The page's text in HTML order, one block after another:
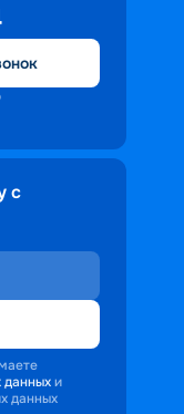
с
данных и
данных